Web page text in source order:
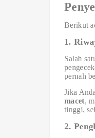
Berikut
1.
Salah
pernah
Jika
macet,
tinggi,
2.